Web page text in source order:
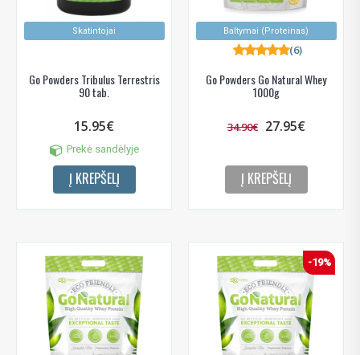
Skatintojai
Go Powders Tribulus Terrestris
90 tab.
15.95€
Prekė sandėlyje
Į KREPŠELĮ
Baltymai (Proteinas)
Go Powders Go Natural Whey
1000g
(6)
34.90€ 27.95€
Į KREPŠELĮ
-19%